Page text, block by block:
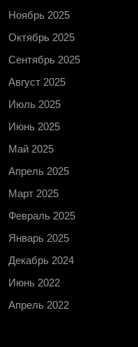
Ноябрь 2025
Октябрь 2025
Сентябрь 2025
Август 2025
Июль 2025
Июнь 2025
Май 2025
Апрель 2025
Март 2025
Февраль 2025
Январь 2025
Декабрь 2024
Июнь 2022
Апрель 2022